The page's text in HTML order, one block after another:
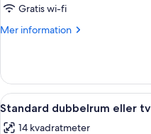
Gratis wi-fi
Mer information
Mer
Öppna
alla
4
Standard dubbelrum eller
14 kvadratmeter